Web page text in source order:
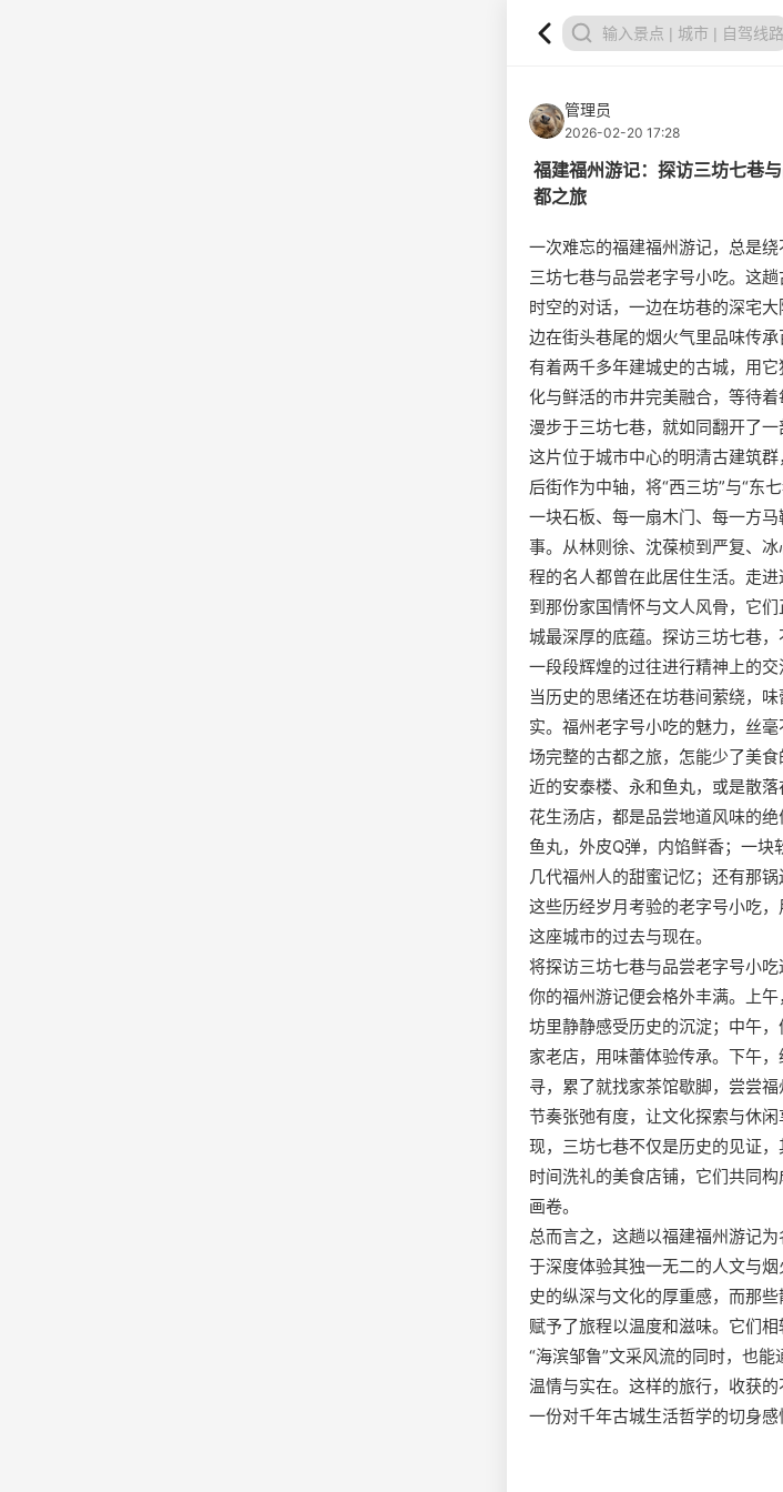
管理员
2026-02-20 17:28
福建福州游记：探访三坊七巷
都之旅
一次难忘的福建福州游记，总是
三坊七巷与品尝老字号小吃。这
时空的对话，一边在坊巷的深宅
边在街头巷尾的烟火气里品味传
有着两千多年建城史的古城，用
化与鲜活的市井完美融合，等待着
漫步于三坊七巷，就如同翻开了一
这片位于城市中心的明清古建筑
后街作为中轴，将“西三坊”与“东
一块石板、每一扇木门、每一方
事。从林则徐、沈葆桢到严复、
程的名人都曾在此居住生活。走
到那份家国情怀与文人风骨，它
城最深厚的底蕴。探访三坊七巷
一段段辉煌的过往进行精神上的交
当历史的思绪还在坊巷间萦绕，
实。福州老字号小吃的魅力，丝
场完整的古都之旅，怎能少了美
近的安泰楼、永和鱼丸，或是散
花生汤店，都是品尝地道风味的
鱼丸，外皮Q弹，内馅鲜香；一块
几代福州人的甜蜜记忆；还有那
这些历经岁月考验的老字号小吃
这座城市的过去与现在。
将探访三坊七巷与品尝老字号小吃
你的福州游记便会格外丰满。上
坊里静静感受历史的沉淀；中午
家老店，用味蕾体验传承。下午
寻，累了就找家茶馆歇脚，尝尝
节奏张弛有度，让文化探索与休
现，三坊七巷不仅是历史的见证
时间洗礼的美食店铺，它们共同
画卷。
总而言之，这趟以福建福州游记
于深度体验其独一无二的人文与
史的纵深与文化的厚重感，而那
赋予了旅程以温度和滋味。它们
“海滨邹鲁”文采风流的同时，也
温情与实在。这样的旅行，收获
一份对千年古城生活哲学的切身感